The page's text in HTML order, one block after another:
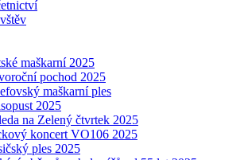
maškarní 2025
pochod 2025
maškarní ples
2025
na Zelený čtvrtek 2025
koncert VO106 2025
ples 2025